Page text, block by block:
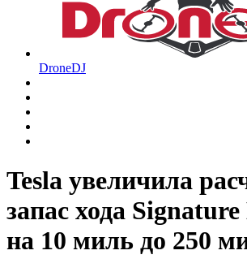
DroneDJ
Tesla увеличила
запас хода
на 10 миль до 250